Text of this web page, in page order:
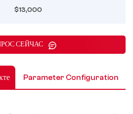
$13,000
СЕЙЧАС
Parameter Configuration